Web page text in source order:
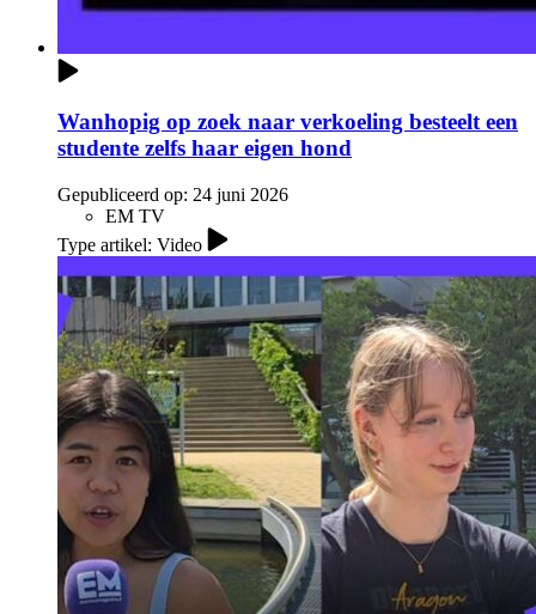
Wanhopig op zoek naar verkoeling besteelt een
studente zelfs haar eigen hond
Gepubliceerd op: 24 juni 2026
EM TV
Type artikel: Video